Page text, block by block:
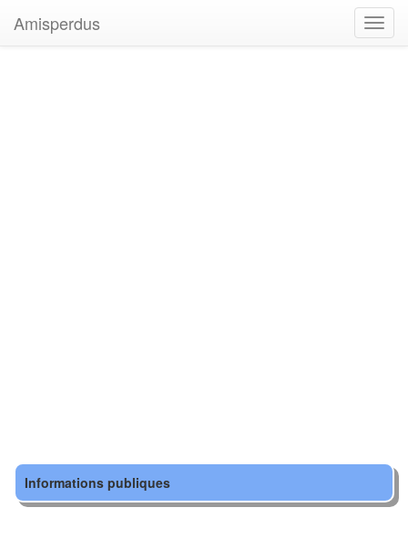
Amisperdus
Informations publiques